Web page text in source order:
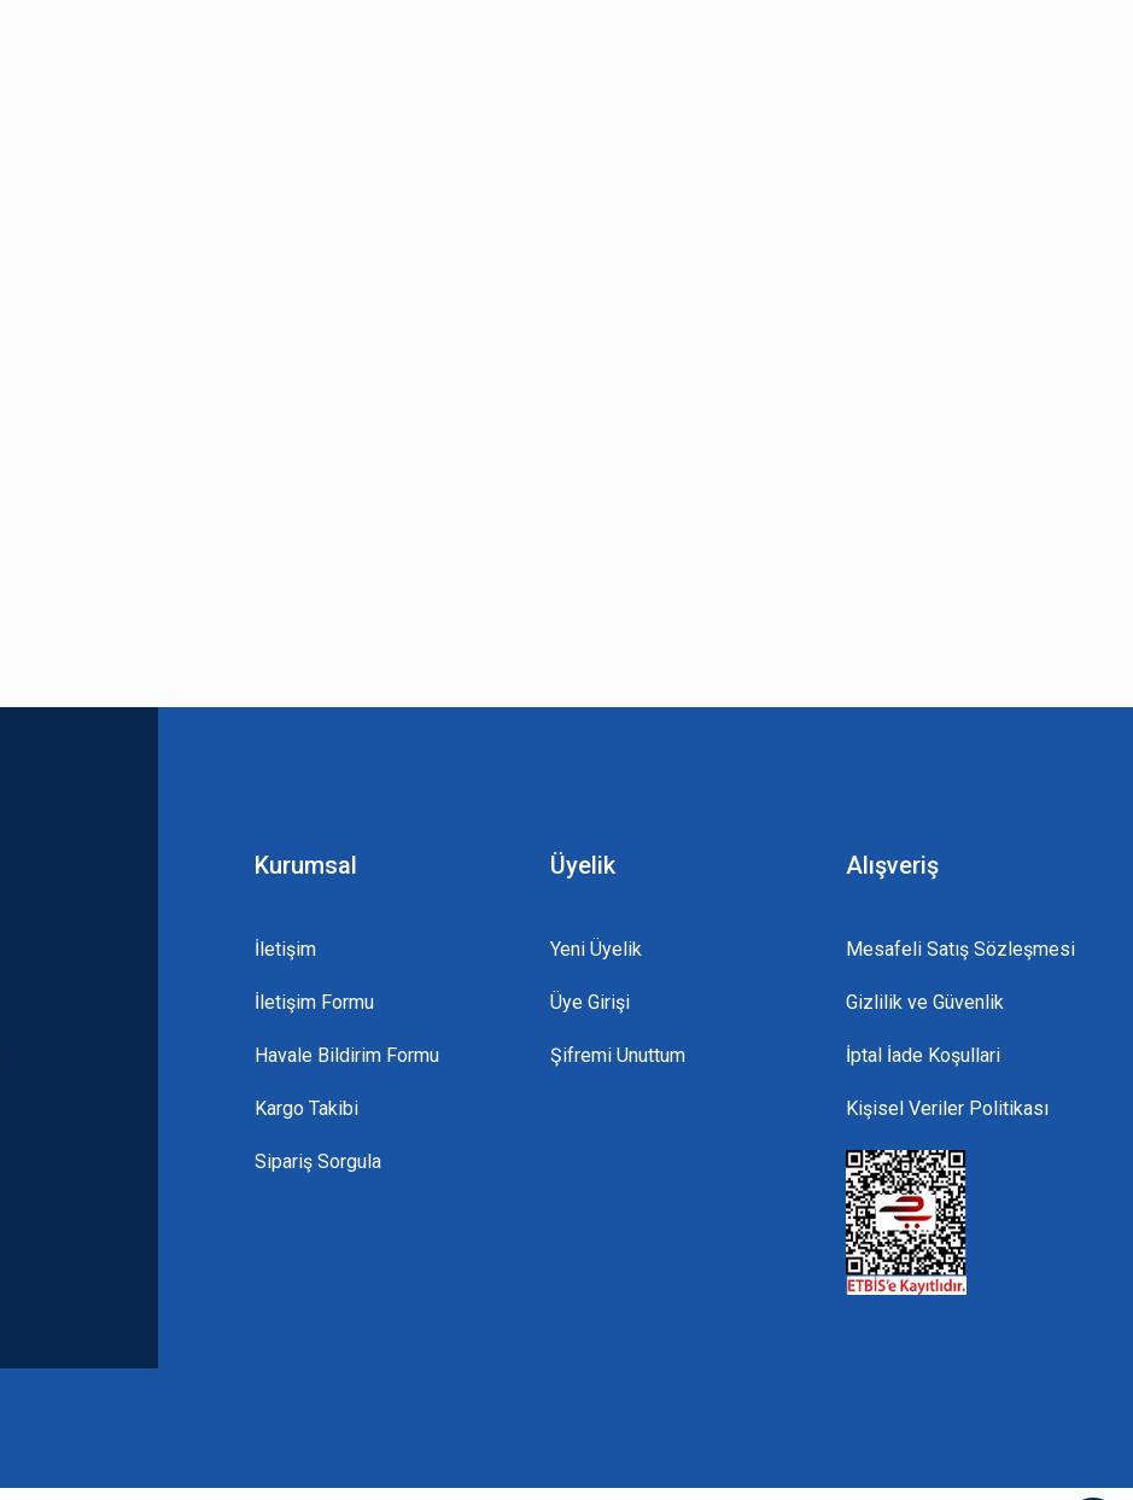
Kurumsal
İletişim
İletişim Formu
Havale Bildirim Formu
Kargo Takibi
Sipariş Sorgula
Üyelik
Yeni Üyelik
Üye Girişi
Şifremi Unuttum
Alışveriş
Mesafeli Satış Sözleşmesi
Gizlilik ve Güvenlik
İptal İade Koşullari
Kişisel Veriler Politikası